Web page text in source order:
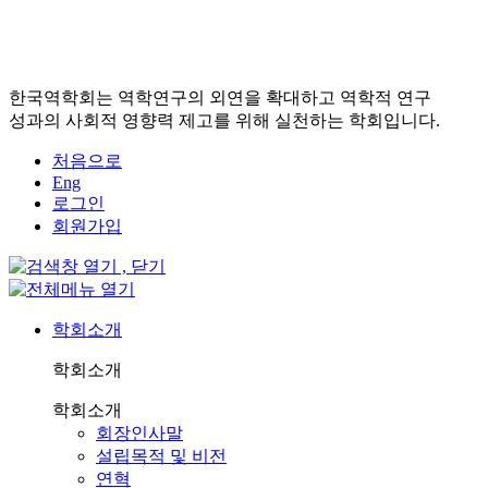
한국역학회는 역학연구의 외연을 확대하고 역학적 연구
성과의 사회적 영향력 제고를 위해 실천하는 학회입니다.
처음으로
Eng
로그인
회원가입
학회소개
학회소개
학회소개
회장인사말
설립목적 및 비전
연혁